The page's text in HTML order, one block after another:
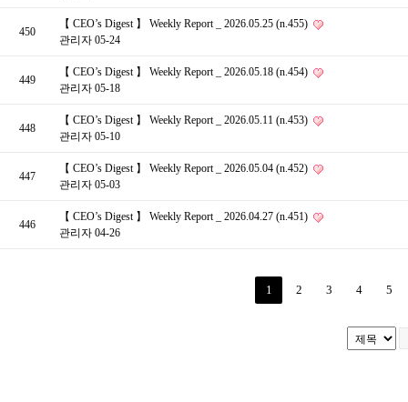
450
【 CEO’s Digest 】 Weekly Report _ 2026.05.25 (n.455)
관리자 05-24
449
【 CEO’s Digest 】 Weekly Report _ 2026.05.18 (n.454)
관리자 05-18
448
【 CEO’s Digest 】 Weekly Report _ 2026.05.11 (n.453)
관리자 05-10
447
【 CEO’s Digest 】 Weekly Report _ 2026.05.04 (n.452)
관리자 05-03
446
【 CEO’s Digest 】 Weekly Report _ 2026.04.27 (n.451)
관리자 04-26
1 2 3 4 5